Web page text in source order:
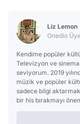
Liz Lemon
Onedio
Kendime popüler
Televizyon ve
seviyorum. 2019
müzik ve popüler
sadece bilgi
bir his bırakmayı